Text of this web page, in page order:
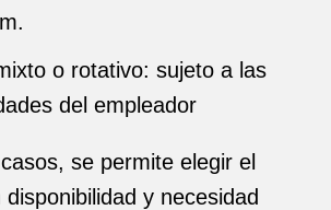
o rotativo: sujeto a las
del empleador
se permite elegir el
y necesidad